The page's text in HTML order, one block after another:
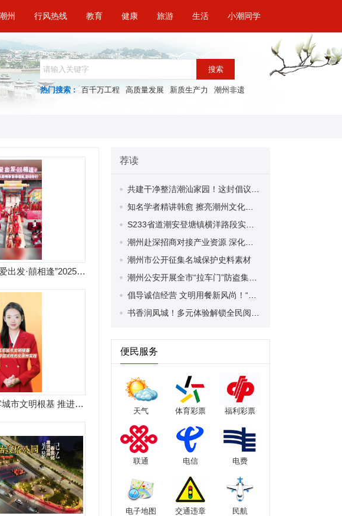
州 行风热线 教育 健康 旅游 生活 小潮同学
搜索
热门搜索 : 百千万工程 高质量发展 新质生产力 潮州非遗
10月25日，“潮爱出发·囍相逢”2025年潮州市集体婚礼活动举行。#潮州#集体婚礼
#小潮视评 筑牢城市文明根基 推进中国式现代化潮州实践。
荐读
潮州市公开征集名城保护史料素材
便民服务
天气 体育彩票 福利彩票
联通 电信 电费
电子地图 交通违章 民航